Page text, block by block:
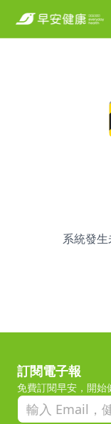
系統發生
訂閱電子報
免費訂閱早安，開始